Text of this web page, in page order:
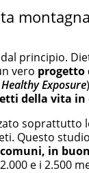
principio.
vero progetto
Exposure
della vita
Questo
comuni, in
e i 2.500